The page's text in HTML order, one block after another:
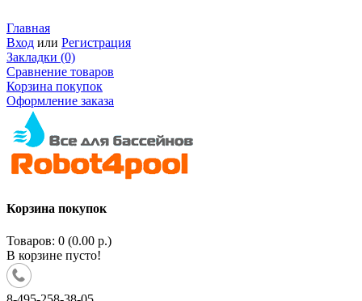
Главная
Вход или Регистрация
Закладки (0)
Сравнение товаров
Корзина покупок
Оформление заказа
Корзина покупок
Товаров: 0 (0.00 р.)
В корзине пусто!